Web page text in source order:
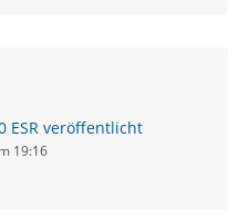
ESR veröffentlicht
19:16